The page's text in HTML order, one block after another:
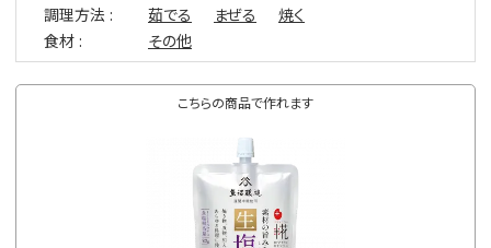
調理方法
茹でる まぜる
焼く
食材
その他
こちらの商品で作れます